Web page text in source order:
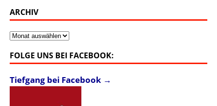
ARCHIV
Archiv
FOLGE UNS BEI FACEBOOK:
Tiefgang bei Facebook →